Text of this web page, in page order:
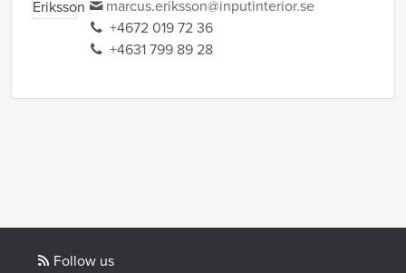
marcus.eriksson@inputinterior.se
+4672 019 72 36
+4631 799 89 28
Follow us